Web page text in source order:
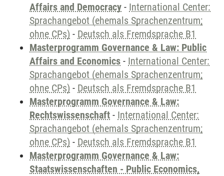
Affairs and Democracy - International Center:
Sprachangebot (ehemals Sprachenzentrum;
ohne CPs) - Deutsch als Fremdsprache B1
Masterprogramm Governance & Law: Public
Affairs and Economics - International Center:
Sprachangebot (ehemals Sprachenzentrum;
ohne CPs) - Deutsch als Fremdsprache B1
Masterprogramm Governance & Law:
Rechtswissenschaft - International Center:
Sprachangebot (ehemals Sprachenzentrum;
ohne CPs) - Deutsch als Fremdsprache B1
Masterprogramm Governance & Law:
Staatswissenschaften - Public Economics,